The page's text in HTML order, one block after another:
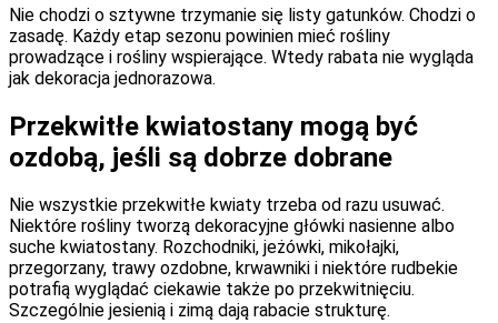
Nie chodzi o sztywne trzymanie się listy gatunków. Chodzi o
zasadę. Każdy etap sezonu powinien mieć rośliny
prowadzące i rośliny wspierające. Wtedy rabata nie wygląda
jak dekoracja jednorazowa.
Przekwitłe kwiatostany mogą być
ozdobą, jeśli są dobrze dobrane
Nie wszystkie przekwitłe kwiaty trzeba od razu usuwać.
Niektóre rośliny tworzą dekoracyjne główki nasienne albo
suche kwiatostany. Rozchodniki, jeżówki, mikołajki,
przegorzany, trawy ozdobne, krwawniki i niektóre rudbekie
potrafią wyglądać ciekawie także po przekwitnięciu.
Szczególnie jesienią i zimą dają rabacie strukturę.